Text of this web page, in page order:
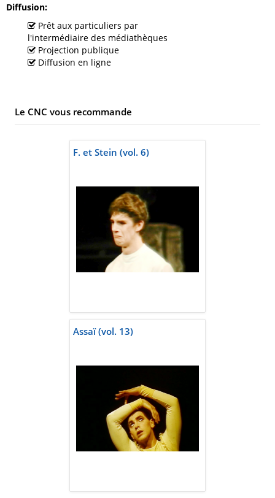
Diffusion
Prêt aux particuliers par
l'intermédiaire des médiathèques
Projection publique
Diffusion en ligne
Le CNC vous recommande
F. et Stein (vol. 6)
Assaï (vol. 13)